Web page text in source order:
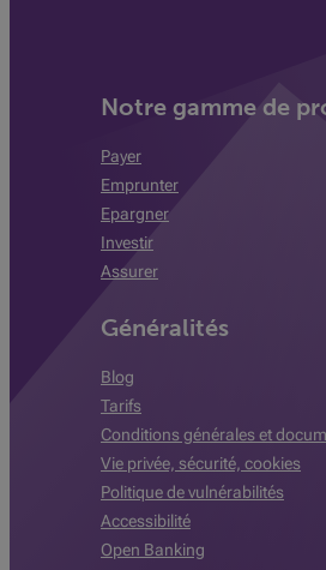
Notre gamme de
Payer
Emprunter
Epargner
Investir
Assurer
Généralités
Blog
Tarifs
Conditions générales et
Vie privée, sécurité, cookies
Politique de vulnérabilités
Accessibilité
Open Banking